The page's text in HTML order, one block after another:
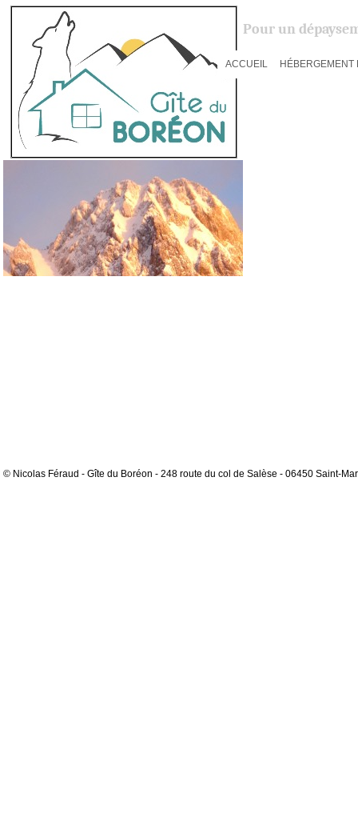
Pour un
ACCUEIL HÉBERGEMENT
© Nicolas Féraud - Gîte du Boréon - 248 route du col de Salèse - 06450 Saint-